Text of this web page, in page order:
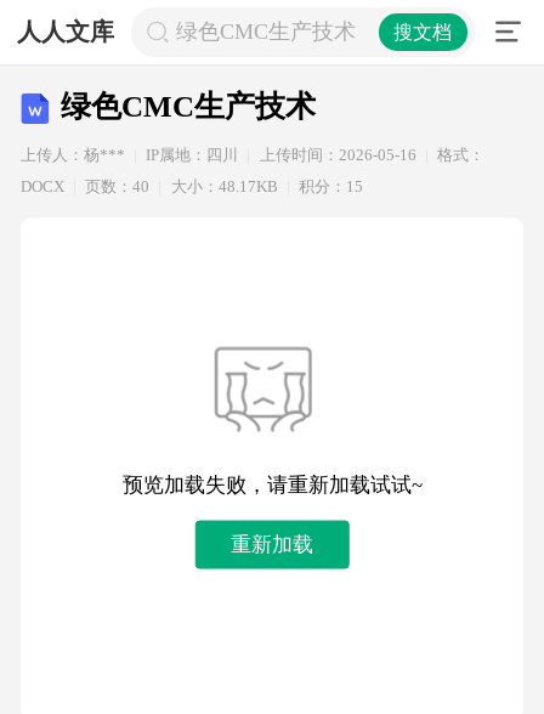
人人文库 绿色CMC生产技术 搜文档
绿色CMC生产技术
上传人：杨*** IP属地：四川 上传时间：2026-05-16
格式：
DOCX
页数：40 大小：48.17KB 积分：15
预览加载失败，请重新加载试试~
重新加载